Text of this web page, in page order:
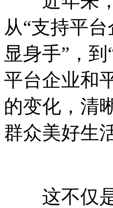
从“支持平
显身手”，
平台企业和
的变化，清
群众美好生
这不仅是